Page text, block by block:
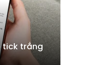
tick trắng